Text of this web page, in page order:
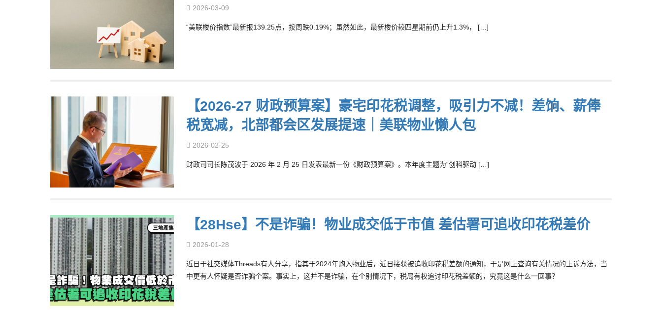
2026-03-09
“美联楼价指数”最新报139.25点，按周跌0.19%；虽然如此，最新楼价较四星期前仍上升1.3%， […]
【2026-27 财政预算案】豪宅印花税调整，吸引力不减！差饷、薪俸
税宽减，北部都会区发展提速｜美联物业懒人包
2026-02-25
财政司司长陈茂波于 2026 年 2 月 25 日发表最新一份《财政预算案》。本年度主题为“创科驱动 […]
【28Hse】不是诈骗！物业成交低于市值 差估署可追收印花税差价
2026-01-28
近日于社交媒体Threads有人分享，指其于2024年购入物业后，近日接获被追收印花税差额的通知，于是网上查询有关情况的上诉方法，当
中更有人怀疑是否诈骗个案。事实上，这并不是诈骗，在个别情况下，税局有权追讨印花税差额的，究竟这是什么一回事？